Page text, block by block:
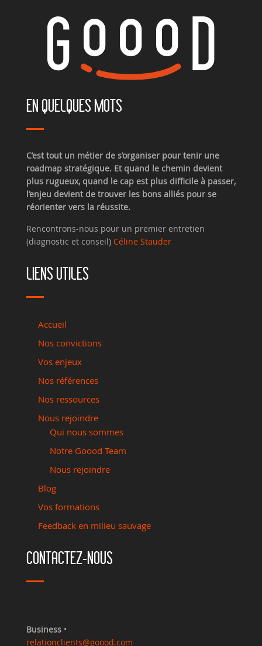
EN QUELQUES MOTS
C’est tout un métier de s’organiser pour tenir une
roadmap stratégique. Et quand le chemin devient
plus rugueux, quand le cap est plus difficile à passer,
l’enjeu devient de trouver les bons alliés pour se
réorienter vers la réussite.
Rencontrons-nous pour un premier entretien
(diagnostic et conseil) Céline Stauder
LIENS UTILES
Accueil
Nos convictions
Vos enjeux
Nos références
Nos ressources
Nous rejoindre
Qui nous sommes
Notre Goood Team
Nous rejoindre
Blog
Vos formations
Feedback en milieu sauvage
CONTACTEZ-NOUS
Business •
relationclients@goood.com